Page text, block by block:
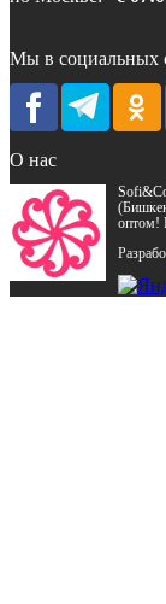
Мы в социальных
О нас
оптом!